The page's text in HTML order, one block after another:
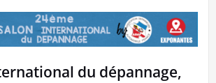
du dépannage,